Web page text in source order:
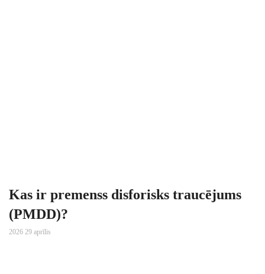
Kas ir premenss disforisks traucējums
(PMDD)?
2026 29 aprīlis